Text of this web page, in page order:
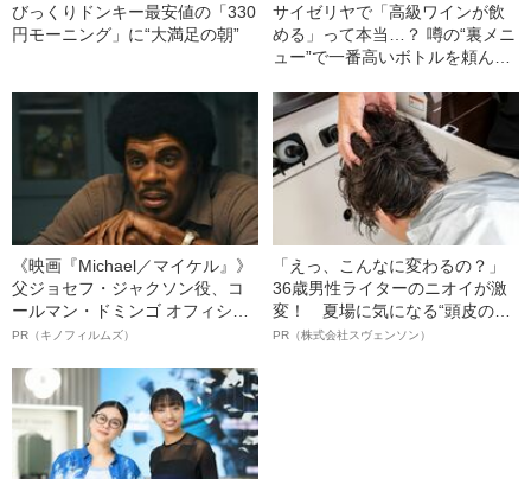
びっくりドンキー最安値の「330
円モーニング」に“大満足の朝”
サイゼリヤで「高級ワインが飲
める」って本当…？ 噂の“裏メニ
ュー”で一番高いボトルを頼んで
《映画『Michael／マイケル』》
父ジョセフ・ジャクソン役、コ
ールマン・ドミンゴ オフィシャ
ルインタビュー“観客を魅了した
語る”《日本興収70億円突破》
PR（キノフィルムズ）
「えっ、こんなに変わるの？」
36歳男性ライターのニオイが激
変！ 夏場に気になる“頭皮のニ
オイ”や“ベタつき”を解消す
PR（株式会社スヴェンソン）